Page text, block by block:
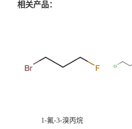
相关产品：
1-氟-3-溴丙烷